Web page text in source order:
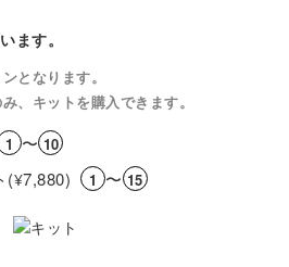
ます。
となります。
、キットを購入できます。
1 〜 10
(¥7,880) 1 〜 15